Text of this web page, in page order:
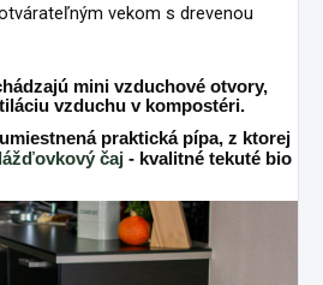
vekom s drevenou
mini vzduchové otvory,
vzduchu v kompostéri.
praktická pípa, z ktorej
čaj - kvalitné tekuté bio